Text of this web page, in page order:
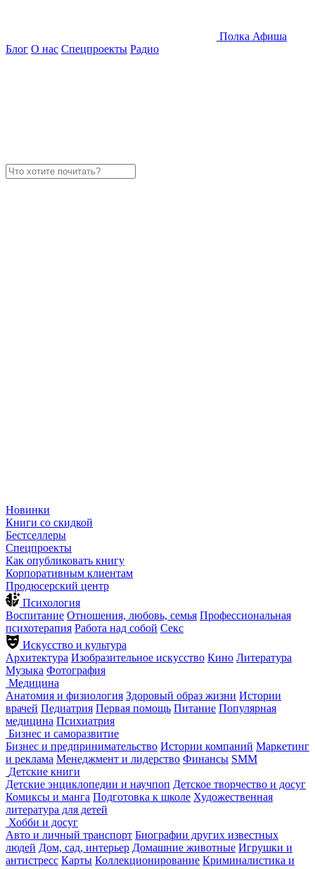
Полка Афиша
Блог О нас Спецпроекты Радио
Новинки
Книги со скидкой
Бестселлеры
Спецпроекты
Как опубликовать книгу
Корпоративным клиентам
Продюсерский центр
Психология
Воспитание Отношения, любовь, семья Профессиональная
психотерапия Работа над собой Секс
Искусство и культура
Архитектура Изобразительное искусство Кино Литература
Музыка Фотография
Медицина
Анатомия и физиология Здоровый образ жизни Истории
врачей Педиатрия Первая помощь Питание Популярная
медицина Психиатрия
Бизнес и саморазвитие
Бизнес и предпринимательство Истории компаний Маркетинг
и реклама Менеджмент и лидерство Финансы SMM
Детские книги
Детские энциклопедии и научпоп Детское творчество и досуг
Комиксы и манга Подготовка к школе Художественная
литература для детей
Хобби и досуг
Авто и личный транспорт Биографии других известных
людей Дом, сад, интерьер Домашние животные Игрушки и
антистресс Карты Коллекционирование Криминалистика и